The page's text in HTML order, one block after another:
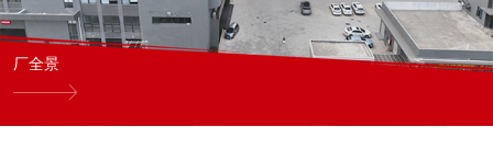
厂全景